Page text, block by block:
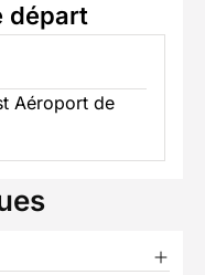
départ
Aéroport de